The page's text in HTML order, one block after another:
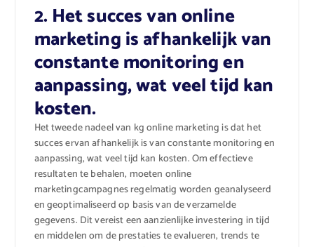
2. Het succes van online
marketing is afhankelijk van
constante monitoring en
aanpassing, wat veel tijd kan
kosten.
Het tweede nadeel van kg online marketing is dat het
succes ervan afhankelijk is van constante monitoring en
aanpassing, wat veel tijd kan kosten. Om effectieve
resultaten te behalen, moeten online
marketingcampagnes regelmatig worden geanalyseerd
en geoptimaliseerd op basis van de verzamelde
gegevens. Dit vereist een aanzienlijke investering in tijd
en middelen om de prestaties te evalueren, trends te